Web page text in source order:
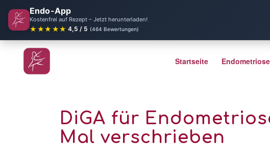
Endo-App
Kostenfrei auf Rezept – Jetzt herunterladen!
★★★★★ 4,5 / 5 (464 Bewertungen)
Startseite
DiGA für
Mal verschrieben